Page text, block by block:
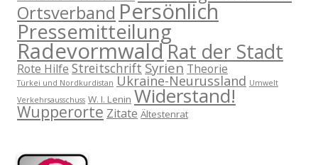
OrtsverbandPersönlich
Pressemitteilung
RadevormwaldRat der Stadt
Rote Hilfe Streitschrift Syrien Theorie
Türkei und Nordkurdistan Ukraine-Neurussland Umwelt
Verkehrsausschuss W. I. Lenin Widerstand!
Wupperorte Zitate Ältestenrat